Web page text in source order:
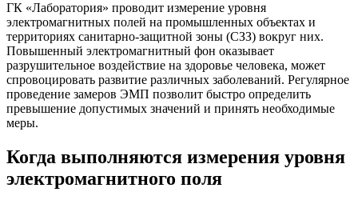
ГК «Лаборатория» проводит измерение уровня
электромагнитных полей на промышленных объектах и
территориях санитарно-защитной зоны (СЗЗ) вокруг них.
Повышенный электромагнитный фон оказывает
разрушительное воздействие на здоровье человека, может
спровоцировать развитие различных заболеваний. Регулярное
проведение замеров ЭМП позволит быстро определить
превышение допустимых значений и принять необходимые
меры.
Когда выполняются измерения уровня
электромагнитного поля